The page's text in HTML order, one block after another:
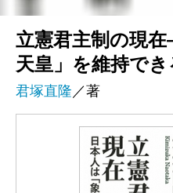
立憲君主制の現
天皇」を維持で
君塚直隆 ／著